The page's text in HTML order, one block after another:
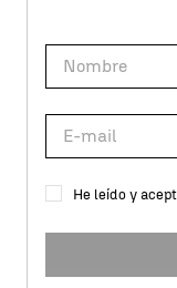
He leído y